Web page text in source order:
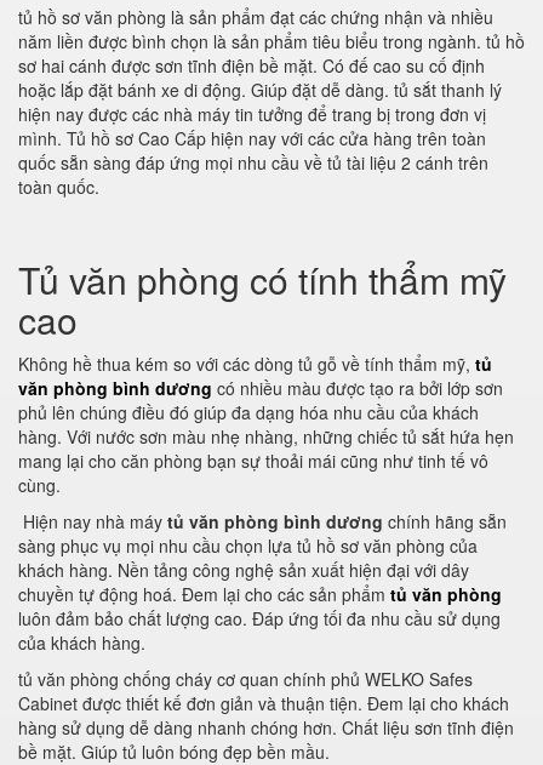
tủ hồ sơ văn phòng là sản phẩm đạt các chứng nhận và nhiều
năm liền được bình chọn là sản phẩm tiêu biểu trong ngành. tủ hồ
sơ hai cánh được sơn tĩnh điện bề mặt. Có đế cao su cố định
hoặc lắp đặt bánh xe di động. Giúp đặt dễ dàng. tủ sắt thanh lý
hiện nay được các nhà máy tin tưởng để trang bị trong đơn vị
mình. Tủ hồ sơ Cao Cấp hiện nay với các cửa hàng trên toàn
quốc sẵn sàng đáp ứng mọi nhu cầu về tủ tài liệu 2 cánh trên
toàn quốc.
Tủ văn phòng có tính thẩm mỹ
cao
Không hề thua kém so với các dòng tủ gỗ về tính thẩm mỹ, tủ
văn phòng bình dương có nhiều màu được tạo ra bởi lớp sơn
phủ lên chúng điều đó giúp đa dạng hóa nhu cầu của khách
hàng. Với nước sơn màu nhẹ nhàng, những chiếc tủ sắt hứa hẹn
mang lại cho căn phòng bạn sự thoải mái cũng như tinh tế vô
cùng.
Hiện nay nhà máy tủ văn phòng bình dương chính hãng sẵn
sàng phục vụ mọi nhu cầu chọn lựa tủ hồ sơ văn phòng của
khách hàng. Nền tảng công nghệ sản xuất hiện đại với dây
chuyền tự động hoá. Đem lại cho các sản phẩm tủ văn phòng
luôn đảm bảo chất lượng cao. Đáp ứng tối đa nhu cầu sử dụng
của khách hàng.
tủ văn phòng chống cháy cơ quan chính phủ WELKO Safes
Cabinet được thiết kế đơn giản và thuận tiện. Đem lại cho khách
hàng sử dụng dễ dàng nhanh chóng hơn. Chất liệu sơn tĩnh điện
bề mặt. Giúp tủ luôn bóng đẹp bền mầu.